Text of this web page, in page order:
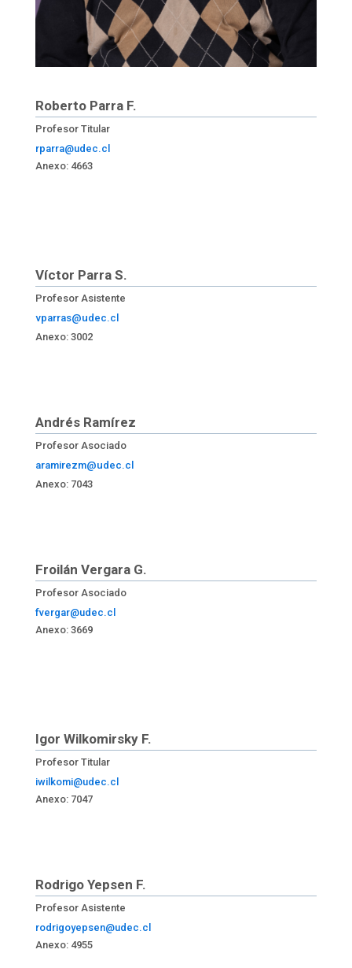
Roberto Parra F.
Profesor Titular
rparra@udec.cl
Anexo: 4663
Víctor Parra S.
Profesor Asistente
vparras@udec.cl
Anexo: 3002
Andrés Ramírez
Profesor Asociado
aramirezm@udec.cl
Anexo: 7043
Froilán Vergara G.
Profesor Asociado
fvergar@udec.cl
Anexo: 3669
Igor Wilkomirsky F.
Profesor Titular
iwilkomi@udec.cl
Anexo: 7047
Rodrigo Yepsen F.
Profesor Asistente
rodrigoyepsen@udec.cl
Anexo: 4955